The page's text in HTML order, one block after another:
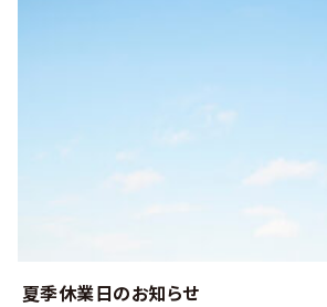
夏季休業日のお知らせ